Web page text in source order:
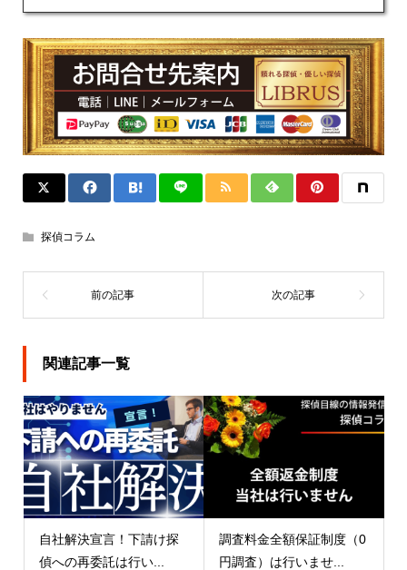
探偵コラム
関連記事一覧
自社解決宣言！下請け探
偵への再委託は行い...
調査料金全額保証制度（0
円調査）は行いませ...